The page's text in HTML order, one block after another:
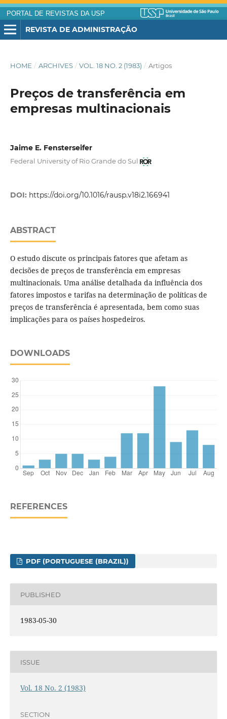
PORTAL DE REVISTAS DA USP
REVISTA DE ADMINISTRAÇÃO
HOME / ARCHIVES / VOL. 18 NO. 2 (1983) / Artigos
Preços de transferência em
empresas multinacionais
Jaime E. Fensterseifer
Federal University of Rio Grande do Sul
DOI: https://doi.org/10.1016/rausp.v18i2.166941
ABSTRACT
O estudo discute os principais fatores que afetam as
decisões de preços de transferência em empresas
multinacionais. Uma análise detalhada da influência dos
fatores impostos e tarifas na determinação de políticas de
preços de transferência é apresentada, bem como suas
implicações para os países hospedeiros.
DOWNLOADS
REFERENCES
PDF (PORTUGUESE (BRAZIL))
PUBLISHED
1983-05-30
ISSUE
Vol. 18 No. 2 (1983)
SECTION